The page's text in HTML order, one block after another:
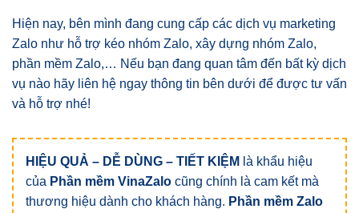
Hiện nay, bên mình đang cung cấp các dịch vụ marketing
Zalo như hỗ trợ kéo nhóm Zalo, xây dựng nhóm Zalo,
phần mềm Zalo,… Nếu bạn đang quan tâm đến bất kỳ dịch
vụ nào hãy liên hệ ngay thông tin bên dưới để được tư vấn
và hỗ trợ nhé!
HIỆU QUẢ – DỄ DÙNG – TIẾT KIỆM là khẩu hiệu
của Phần mềm VinaZalo cũng chính là cam kết mà
thương hiệu dành cho khách hàng. Phần mềm Zalo